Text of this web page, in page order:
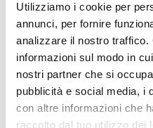
Utilizziamo i cookie per
annunci, per fornire
analizzare il nostro traffico.
informazioni sul modo in
nostri partner che si
pubblicità e social media, i
con altre informazioni che
raccolto dal tuo utilizzo dei
Acciaio inossidabile /
Plastica
Colori disponibili